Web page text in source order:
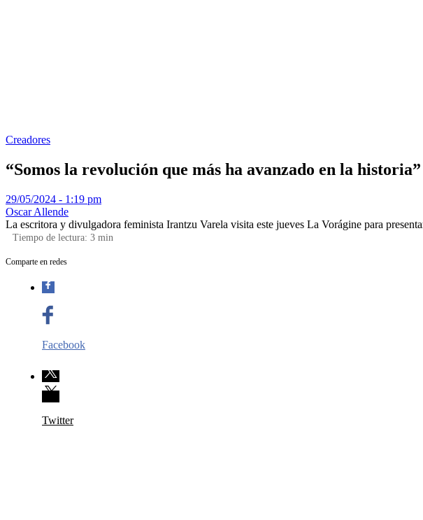
Creadores
“Somos la revolución que más ha avanzado en la historia”
29/05/2024 - 1:19 pm
Oscar Allende
La escritora y divulgadora feminista Irantzu Varela visita este jueves La Vorágine para
Tiempo de lectura: 3 min
Comparte en redes
Facebook
Twitter